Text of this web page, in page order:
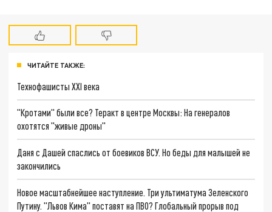
ЧИТАЙТЕ ТАКЖЕ:
Технофашисты XXI века
"Кротами" были все? Теракт в центре Москвы: На генералов
охотятся "живые дроны"
Даня с Дашей спаслись от боевиков ВСУ. Но беды для малышей не
закончились
Новое масштабнейшее наступление. Три ультиматума Зеленского
Путину. "Львов Кима" поставят на ПВО? Глобальный прорыв под